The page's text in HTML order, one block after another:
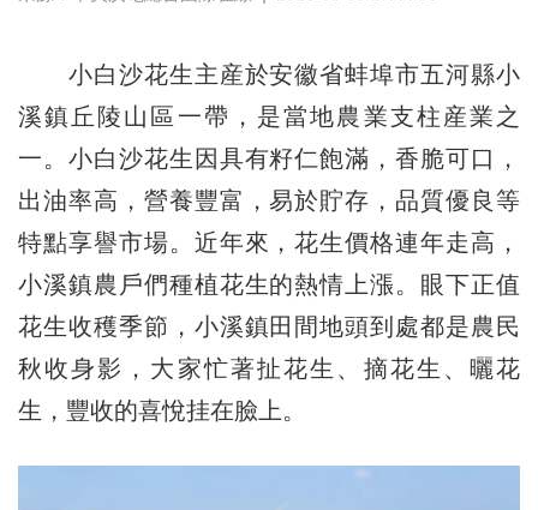
小白沙花生主産於安徽省蚌埠市五河縣小
溪鎮丘陵山區一帶，是當地農業支柱産業之
一。小白沙花生因具有籽仁飽滿，香脆可口，
出油率高，營養豐富，易於貯存，品質優良等
特點享譽市場。近年來，花生價格連年走高，
小溪鎮農戶們種植花生的熱情上漲。眼下正值
花生收穫季節，小溪鎮田間地頭到處都是農民
秋收身影，大家忙著扯花生、摘花生、曬花
生，豐收的喜悅挂在臉上。